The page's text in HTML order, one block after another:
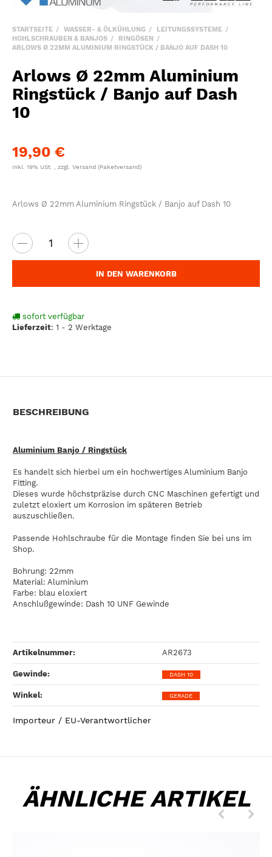
STARTSEITE WASSER- & ÖLKÜHLUNG
LEITUNGSSYSTEME
HOHLSCHRAUBEN & BANJOS
RINGÖSEN
ARLOWS Ø 22MM ALUMINIUM RINGSTÜCK / BANJO AUF DASH 10
Arlows Ø 22mm Aluminium
Ringstück / Banjo auf Dash
10
19,90 €
inkl. 19% USt. , zzgl. Versand (Paketversand)
Arlows Ø 22mm Aluminium Ringstück / Banjo auf Dash 10
IN DEN WARENKORB
sofort verfügbar
Lieferzeit: 1 - 2 Werktage
BESCHREIBUNG
Aluminium Banjo / Ringstück
Es handelt sich hierbei um ein hochwertiges Aluminium Banjo
Fitting.
Dieses wurde höchstpräzise durch CNC Maschinen gefertigt und
zuletzt eloxiert um Korrosion im späteren Betrieb
auszuschließen.
Passende Hohlschraube für die Montage finden Sie bei uns im
Shop.
Bohrung: 22mm
Material: Aluminium
Farbe: blau eloxiert
Anschlußgewinde: Dash 10 UNF Gewinde
Artikelnummer: AR2673
Gewinde‍: DASH 10
Winkel‍: GERADE
Importeur / EU-Verantwortlicher
ÄHNLICHE ARTIKEL